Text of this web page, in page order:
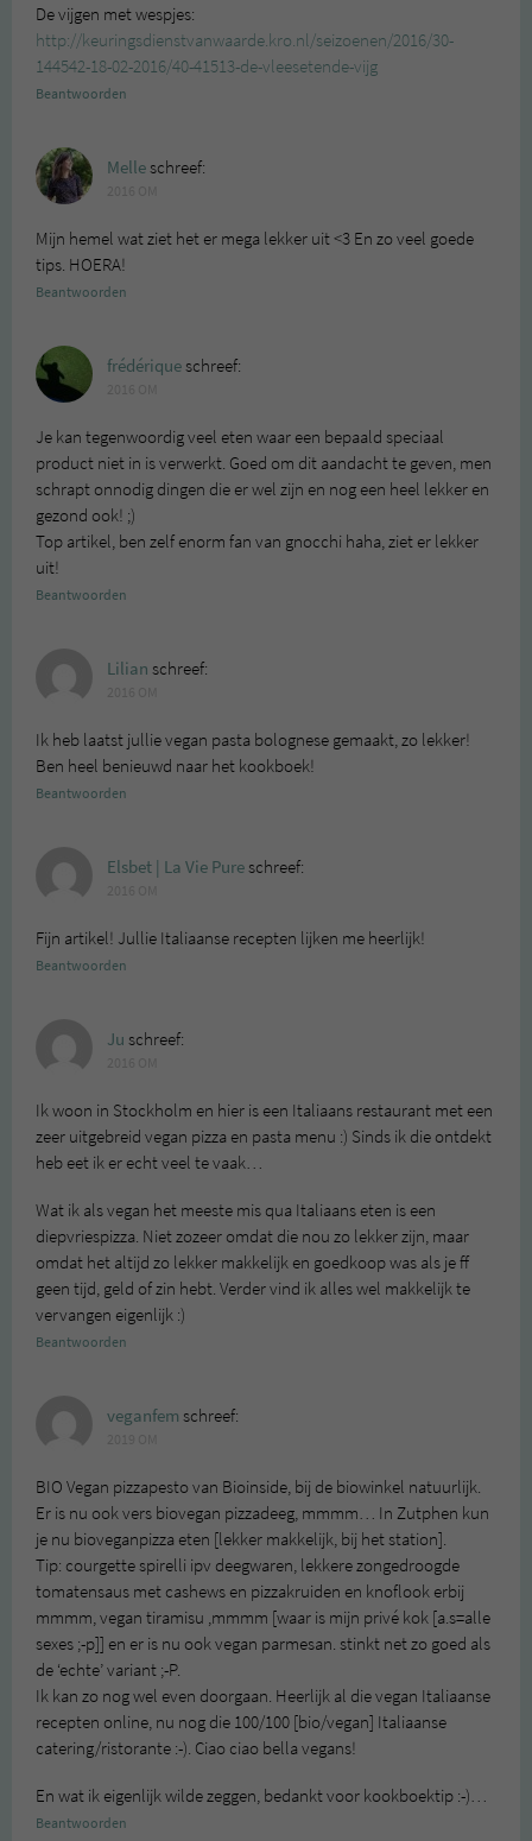
De vijgen met wespjes:
http://keuringsdienstvanwaarde.kro.nl/seizoenen/2016/30-
144542-18-02-2016/40-41513-de-vleesetende-vijg
Beantwoorden
Melleschreef:
Mijn hemel wat ziet het er mega lekker uit <3 En zo veel goede
tips. HOERA!
Beantwoorden
frédériqueschreef:
Je kan tegenwoordig veel eten waar een bepaald speciaal
product niet in is verwerkt. Goed om dit aandacht te geven, men
schrapt onnodig dingen die er wel zijn en nog een heel lekker en
gezond ook! ;)
Top artikel, ben zelf enorm fan van gnocchi haha, ziet er lekker
uit!
Beantwoorden
Lilian schreef:
Ik heb laatst jullie vegan pasta bolognese gemaakt, zo lekker!
Ben heel benieuwd naar het kookboek!
Beantwoorden
Elsbet | La Vie Pureschreef:
Fijn artikel! Jullie Italiaanse recepten lijken me heerlijk!
Beantwoorden
Ju schreef:
Ik woon in Stockholm en hier is een Italiaans restaurant met een
zeer uitgebreid vegan pizza en pasta menu :) Sinds ik die ontdekt
heb eet ik er echt veel te vaak…
Wat ik als vegan het meeste mis qua Italiaans eten is een
diepvriespizza. Niet zozeer omdat die nou zo lekker zijn, maar
omdat het altijd zo lekker makkelijk en goedkoop was als je ff
geen tijd, geld of zin hebt. Verder vind ik alles wel makkelijk te
vervangen eigenlijk :)
Beantwoorden
veganfem schreef:
BIO Vegan pizzapesto van Bioinside, bij de biowinkel natuurlijk.
Er is nu ook vers biovegan pizzadeeg, mmmm… In Zutphen kun
je nu bioveganpizza eten [lekker makkelijk, bij het station].
Tip: courgette spirelli ipv deegwaren, lekkere zongedroogde
tomatensaus met cashews en pizzakruiden en knoflook erbij
mmmm, vegan tiramisu ,mmmm [waar is mijn privé kok [a.s=alle
sexes ;-p]] en er is nu ook vegan parmesan. stinkt net zo goed als
de ‘echte’ variant ;-P.
Ik kan zo nog wel even doorgaan. Heerlijk al die vegan Italiaanse
recepten online, nu nog die 100/100 [bio/vegan] Italiaanse
catering/ristorante :-). Ciao ciao bella vegans!
En wat ik eigenlijk wilde zeggen, bedankt voor kookboektip :-)…
Beantwoorden